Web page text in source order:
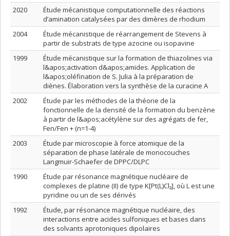
2020
Étude mécanistique computationnelle des réactions
d’amination catalysées par des dimères de rhodium
2004
Étude mécanistique de réarrangement de Stevens à
partir de substrats de type azocine ou isopavine
1999
Étude mécanistique sur la formation de thiazolines via
l&apos;activation d&apos;amides. Application de
l&apos;oléfination de S. Julia à la préparation de
diènes. Élaboration vers la synthèse de la curacine A
2002
Étude par les méthodes de la théorie de la
fonctionnelle de la densité de la formation du benzène
à partir de l&apos;acétylène sur des agrégats de fer,
Fen/Fen + (n=1-4)
2003
Étude par microscopie à force atomique de la
séparation de phase latérale de monocouches
Langmuir-Schaefer de DPPC/DLPC
1990
Étude par résonance magnétique nucléaire de
complexes de platine (II) de type K[Pt(L)Cl₃], où L est une
pyridine ou un de ses dérivés
1992
Étude, par résonance magnétique nucléaire, des
interactions entre acides sulfoniques et bases dans
des solvants aprotoniques dipolaires